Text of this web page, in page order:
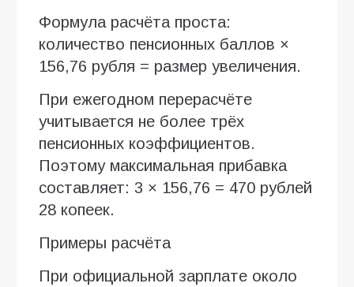
Формула расчёта проста:
количество пенсионных баллов ×
156,76 рубля = размер увеличения.
При ежегодном перерасчёте
учитывается не более трёх
пенсионных коэффициентов.
Поэтому максимальная прибавка
составляет: 3 × 156,76 = 470 рублей
28 копеек.
Примеры расчёта
При официальной зарплате около